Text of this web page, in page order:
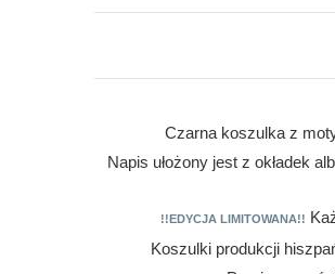
Czarna koszulka z
Napis ułożony jest z okładek
!!EDYCJA LIMITOWANA!!
Koszulki produkcji